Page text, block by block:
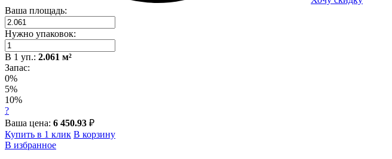
Ваша площадь:
Нужно упаковок:
В 1 уп.: 2.061 м²
Запас:
0%
5%
10%
?
Ваша цена: 6 450.93 ₽
Купить в 1 клик В корзину
В избранное